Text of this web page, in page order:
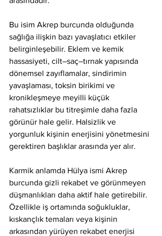
Bu isim Akrep burcunda olduğunda
sağlığa ilişkin bazı yavaşlatıcı etkiler
belirginleşebilir. Eklem ve kemik
hassasiyeti, cilt–saç–tırnak yapısında
dönemsel zayıflamalar, sindirimin
yavaşlaması, toksin birikimi ve
kronikleşmeye meyilli küçük
rahatsızlıklar bu titreşimle daha fazla
görünür hale gelir. Halsizlik ve
yorgunluk kişinin enerjisini yönetmesini
gerektiren başlıklar arasında yer alır.
Karmik anlamda Hülya ismi Akrep
burcunda gizli rekabet ve görünmeyen
düşmanlıkları daha aktif hale getirebilir.
Özellikle iş ortamında soğukluklar,
kıskançlık temaları veya kişinin
arkasından yürüyen rekabet enerjisi